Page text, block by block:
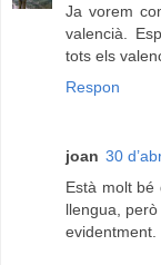
Ja vorem
valencià.
tots els
Respon
joan 30
Està molt bé
llengua,
evidentment.